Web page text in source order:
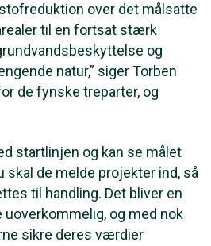
over det målsatte
til en fortsat stærk
og
natur,” siger Torben
de fynske treparter, og
startlinjen og kan se målet
skal de melde projekter ind, så
til handling. Det bliver en
uoverkommelig, og med nok
sikre deres værdier